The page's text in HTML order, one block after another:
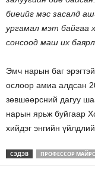
биеийг мэс засалд
ургамал мэт байгаа
сонсоод маш их
Эмч нарын баг
ослоор амиа алдсан
зөвшөөрсний дагуу
нарын ярьж буйгаар
хийдэг энгийн
СЭДЭВ ПРОФЕССОР